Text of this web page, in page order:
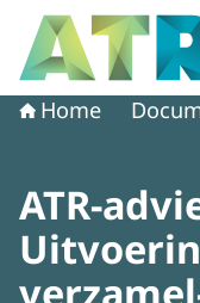
Naar de
Home
ATR-